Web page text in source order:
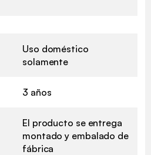
Uso doméstico
solamente
3 años
El producto se entrega
montado y embalado de
fábrica